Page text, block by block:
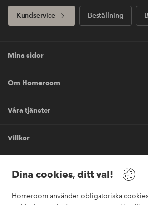
Dina cookies, ditt val!
Homeroom använder obligatoriska
Kundservice Beställning
Mina sidor
Om Homeroom
Våra tjänster
Villkor